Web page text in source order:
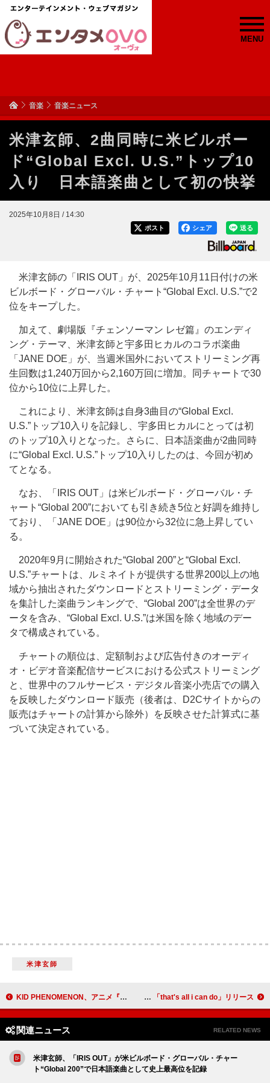
MENU
音楽 音楽ニュース
米津玄師、2曲同時に米ビルボー
ド“Global Excl. U.S.”トップ10
入り 日本語楽曲として初の快挙
2025年10月8日 / 14:30
送る
シェア
ポスト
米津玄師の「IRIS OUT」が、2025年10月11日付けの米
ビルボード・グローバル・チャート“Global Excl. U.S.”で2
位をキープした。
加えて、劇場版『チェンソーマン レゼ篇』のエンディ
ング・テーマ、米津玄師と宇多田ヒカルのコラボ楽曲
「JANE DOE」が、当週米国外においてストリーミング再
生回数は1,240万回から2,160万回に増加。同チャートで30
位から10位に上昇した。
これにより、米津玄師は自身3曲目の“Global Excl.
U.S.”トップ10入りを記録し、宇多田ヒカルにとっては初
のトップ10入りとなった。さらに、日本語楽曲が2曲同時
に“Global Excl. U.S.”トップ10入りしたのは、今回が初め
てとなる。
なお、「IRIS OUT」は米ビルボード・グローバル・チ
ャート“Global 200”においても引き続き5位と好調を維持し
ており、「JANE DOE」は90位から32位に急上昇してい
る。
2020年9月に開始された“Global 200”と“Global Excl.
U.S.”チャートは、ルミネイトが提供する世界200以上の地
域から抽出されたダウンロードとストリーミング・データ
を集計した楽曲ランキングで、“Global 200”は全世界のデ
ータを含み、“Global Excl. U.S.”は米国を除く地域のデー
タで構成されている。
チャートの順位は、定額制および広告付きのオーディ
オ・ビデオ音楽配信サービスにおける公式ストリーミング
と、世界中のフルサービス・デジタル音楽小売店での購入
を反映したダウンロード販売（後者は、D2Cサイトからの
販売はチャートの計算から除外）を反映させた計算式に基
づいて決定されている。
米津玄師
KID PHENOMENON、アニメ『転生悪女の黒歴史』OP主題歌の新曲「Black Flame」先行配信決定 Chilli Beans.、TBSドラマ『じゃあ、あんたが作ってみろよ』挿入歌 「that's all i can do」リリース
関連ニュース RELATED NEWS
米津玄師、「IRIS OUT」が米ビルボード・グローバル・チャー
ト“Global 200”で日本語楽曲として史上最高位を記録